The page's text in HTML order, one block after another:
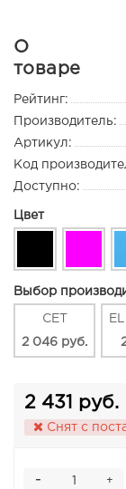
О
товаре
Рейтинг:
Производитель:
Артикул:
Код
Доступно:
Цвет
Выбор
CET
2 046 руб.
2 431 руб.
Снят с
+
-